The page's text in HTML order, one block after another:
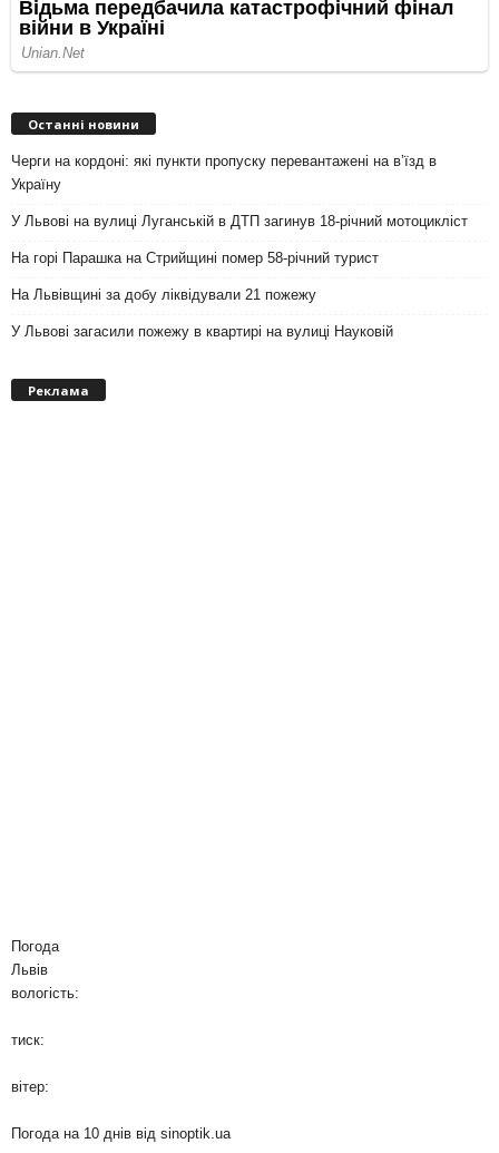
Останні новини
Черги на кордоні: які пункти пропуску перевантажені на вʼїзд в
Україну
У Львові на вулиці Луганській в ДТП загинув 18-річний мотоцикліст
На горі Парашка на Стрийщині помер 58-річний турист
На Львівщині за добу ліквідували 21 пожежу
У Львові загасили пожежу в квартирі на вулиці Науковій
Реклама
Погода
Львів
вологість:
тиск:
вітер:
Погода на 10 днів від sinoptik.ua